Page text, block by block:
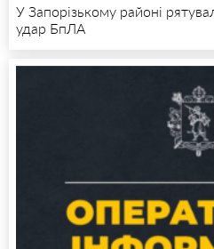
У Запорізькому районі
удар БпЛА